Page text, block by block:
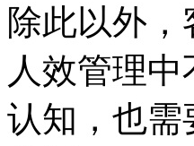
除此以外
人效管理
认知，也需